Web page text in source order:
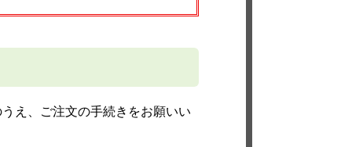
え、ご注文の手続きをお願いい